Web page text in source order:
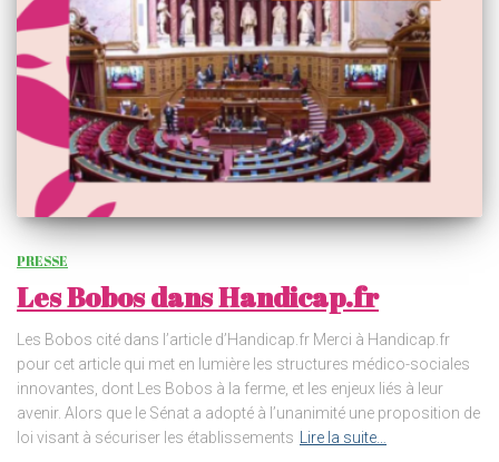
PRESSE
Les Bobos dans Handicap.fr
Les Bobos cité dans l’article d’Handicap.fr Merci à Handicap.fr
pour cet article qui met en lumière les structures médico-sociales
innovantes, dont Les Bobos à la ferme, et les enjeux liés à leur
avenir. Alors que le Sénat a adopté à l’unanimité une proposition de
loi visant à sécuriser les établissements
Lire la suite…